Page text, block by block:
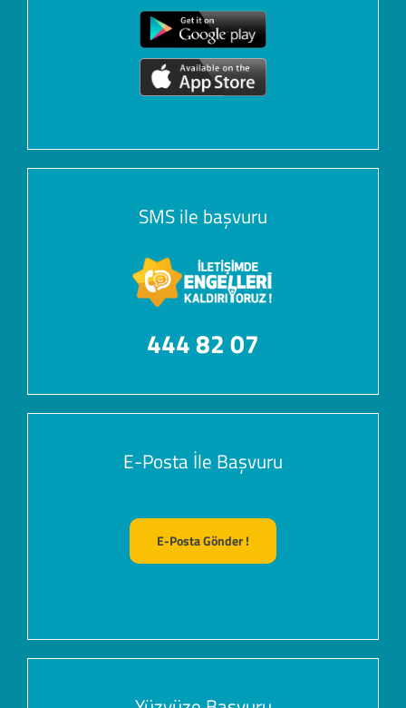
SMS ile başvuru
444 82 07
E-Posta İle Başvuru
E-Posta Gönder !